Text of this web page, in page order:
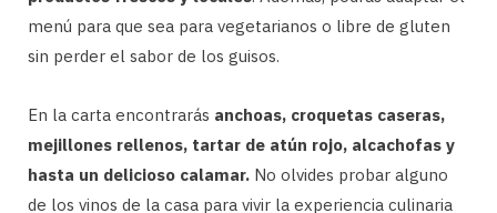
menú para que sea para vegetarianos o libre de gluten
sin perder el sabor de los guisos.
En la carta encontrarás anchoas, croquetas caseras,
mejillones rellenos, tartar de atún rojo, alcachofas y
hasta un delicioso calamar. No olvides probar alguno
de los vinos de la casa para vivir la experiencia culinaria